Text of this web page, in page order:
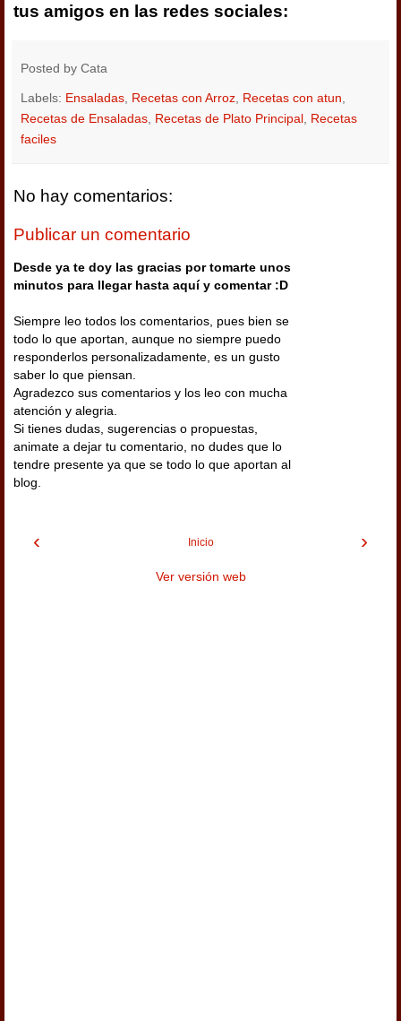
tus amigos en las redes sociales:
Posted by Cata
Labels: Ensaladas Recetas con Arroz Recetas con atun
Recetas de Ensaladas Recetas de Plato Principal Recetas
faciles
No hay comentarios:
Publicar un comentario
Desde ya te doy las gracias por tomarte unos
minutos para llegar hasta aquí y comentar :D
Siempre leo todos los comentarios, pues bien se
todo lo que aportan, aunque no siempre puedo
responderlos personalizadamente, es un gusto
saber lo que piensan.
Agradezco sus comentarios y los leo con mucha
atención y alegria.
Si tienes dudas, sugerencias o propuestas,
animate a dejar tu comentario, no dudes que lo
tendre presente ya que se todo lo que aportan al
blog.
‹ ›
Inicio
Ver versión web